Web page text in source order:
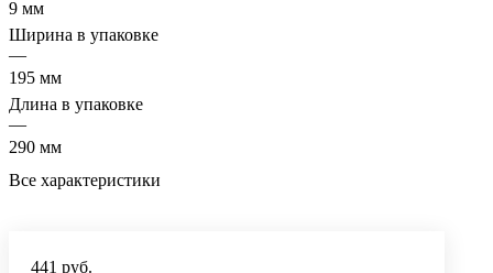
Высота в упаковке
—
9 мм
Ширина в упаковке
—
195 мм
Длина в упаковке
—
290 мм